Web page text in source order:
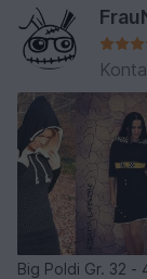
Big Poldi Gr. 32 -